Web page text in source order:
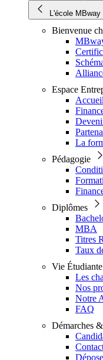
L'école MBway
Bienvenue
Espace
La
Pédagogie
Diplômes
MBA
Titres
Taux
Vie Étudiante
Les
Nos
Notre
FAQ
Démarches